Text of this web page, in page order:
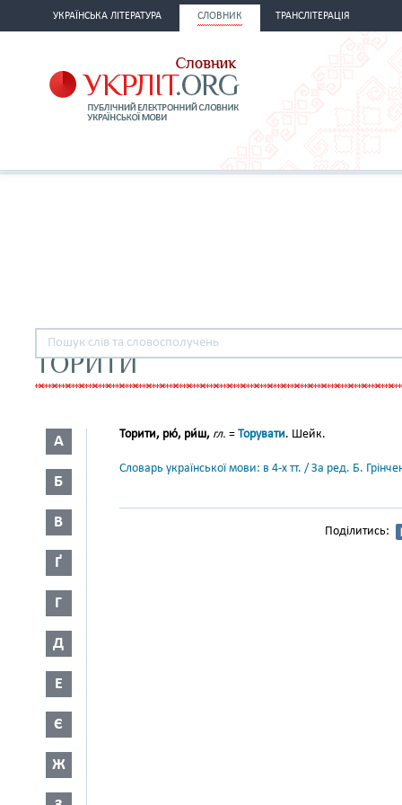
УКРАЇНСЬКА ЛІТЕРАТУРА СЛОВНИК ТРАНСЛІТЕРАЦІЯ
ТОРИТИ
А
Б
В
Ґ
Г
Д
Е
Є
Ж
Торити, рю́, ри́ш, гл. = Торувати. Шейк.
Словарь української мови: в 4-х тт. / За ред. Б.
Поділитись: